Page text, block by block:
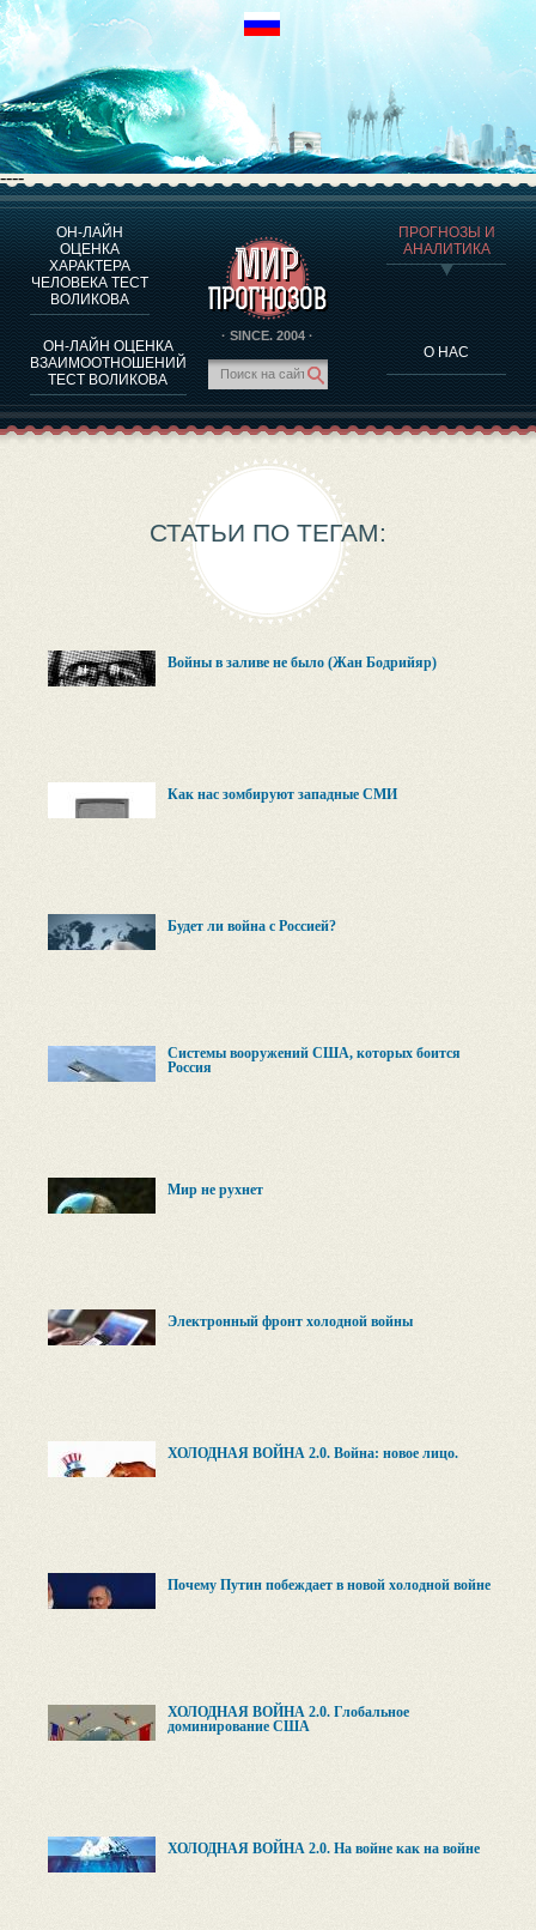
----
ОН-ЛАЙН
ОЦЕНКА
ХАРАКТЕРА
ЧЕЛОВЕКА ТЕСТ
ВОЛИКОВА
ОН-ЛАЙН ОЦЕНКА
ВЗАИМООТНОШЕНИЙ
ТЕСТ ВОЛИКОВА
· SINCE. 2004 ·
ПРОГНОЗЫ И
АНАЛИТИКА
О НАС
О ПРОГРАММЕ
ОЦЕНКА ХАРАКТЕРA ЧЕЛОВЕКА
ОЦЕНКА ХАРАКТЕРА ВЫДАЮЩИХСЯ ЛИЧНОСТЕЙ
О ПРОГРАММЕ
ТЕСТ НА СОВМЕСТИМОСТЬ ВОЛИКОВА
ПРОГНОЗЫ И АНАЛИТИКА
СТАТЬИ ПО ТЕГАМ:
Войны в заливе не было (Жан Бодрийяр)
Как нас зомбируют западные СМИ
Будет ли война с Россией?
Системы вооружений США, которых боится
Россия
Мир не рухнет
Электронный фронт холодной войны
ХОЛОДНАЯ ВОЙНА 2.0. Война: новое лицо.
Почему Путин побеждает в новой холодной войне
ХОЛОДНАЯ ВОЙНА 2.0. Глобальное
доминирование США
ХОЛОДНАЯ ВОЙНА 2.0. На войне как на войне